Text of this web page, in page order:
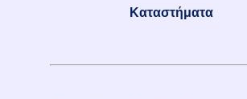
Καταστήματα